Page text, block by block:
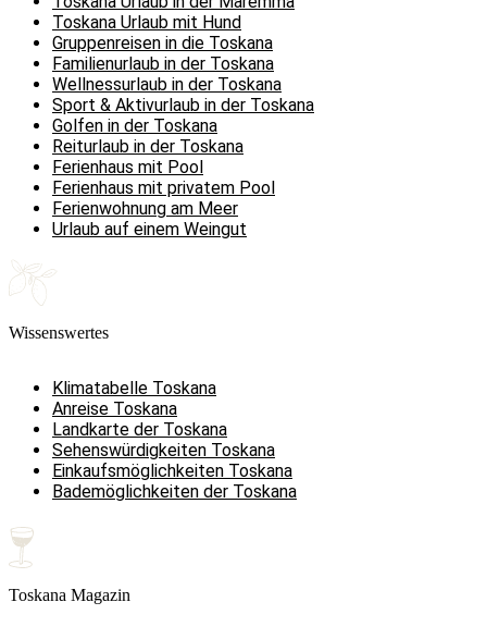
Toskana Urlaub mit Hund
Gruppenreisen in die Toskana
Familienurlaub in der Toskana
Wellnessurlaub in der Toskana
Sport & Aktivurlaub in der Toskana
Golfen in der Toskana
Reiturlaub in der Toskana
Ferienhaus mit Pool
Ferienhaus mit privatem Pool
Ferienwohnung am Meer
Urlaub auf einem Weingut
Wissenswertes
Klimatabelle Toskana
Anreise Toskana
Landkarte der Toskana
Sehenswürdigkeiten Toskana
Einkaufsmöglichkeiten Toskana
Bademöglichkeiten der Toskana
Toskana Magazin